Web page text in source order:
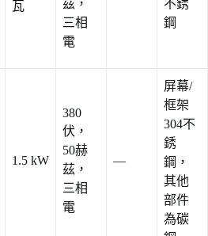
瓦
茲，
三相
電
不銹
鋼
1.5 kW
380
伏，
50赫
茲，
三相
電
—
屏幕/
框架
304不
銹
鋼，
其他
部件
為碳